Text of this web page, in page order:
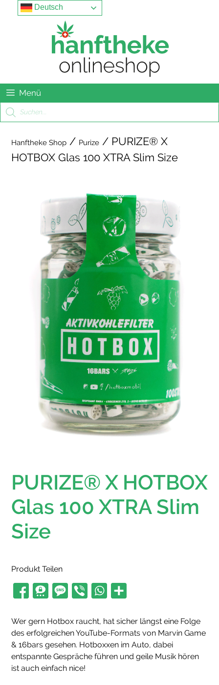
Springe
Menu
Menü
Products
search
Hanftheke Shop / Purize / PURIZE® X
HOTBOX Glas 100 XTRA Slim Size
PURIZE® X HOTBOX
Glas 100 XTRA Slim
Size
Produkt Teilen
Wer gern Hotbox raucht, hat sicher längst eine Folge
des erfolgreichen YouTube-Formats von Marvin Game
& 16bars gesehen. Hotboxxen im Auto, dabei
entspannte Gespräche führen und geile Musik hören
ist auch einfach nice!
Deutsch